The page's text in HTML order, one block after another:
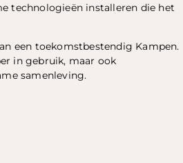
technologieën installeren die het
een toekomstbestendig Kampen.
in gebruik, maar ook
samenleving.